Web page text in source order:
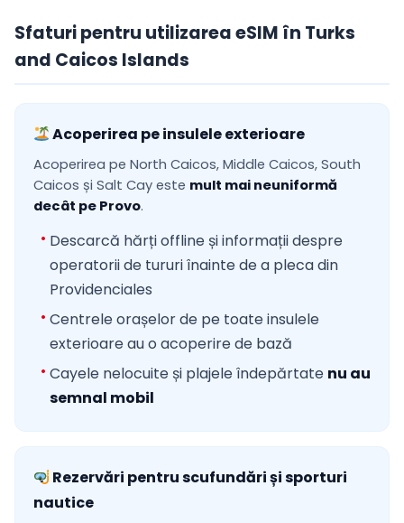
Sfaturi pentru utilizarea eSIM în Turks
and Caicos Islands
Acoperirea pe insulele exterioare
Acoperirea pe North Caicos, Middle Caicos, South
Caicos și Salt Cay este mult mai neuniformă
decât pe Provo.
Descarcă hărți offline și informații despre
operatorii de tururi înainte de a pleca din
Providenciales
Centrele orașelor de pe toate insulele
exterioare au o acoperire de bază
Cayele nelocuite și plajele îndepărtate nu au
semnal mobil
Rezervări pentru scufundări și sporturi
nautice